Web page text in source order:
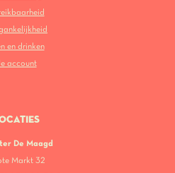
en drinken
account
De Maagd
Markt 32